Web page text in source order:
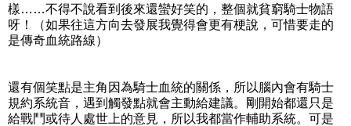
樣……不得不說看到後來還蠻好笑的，整個就貧窮騎士物語
呀！（如果往這方向去發展我覺得會更有梗說，可惜要走的
是傳奇血統路線）
還有個笑點是主角因為騎士血統的關係，所以腦內會有騎士
規約系統音，遇到觸發點就會主動給建議。剛開始都還只是
給戰鬥或待人處世上的意見，所以我都當作輔助系統。可是